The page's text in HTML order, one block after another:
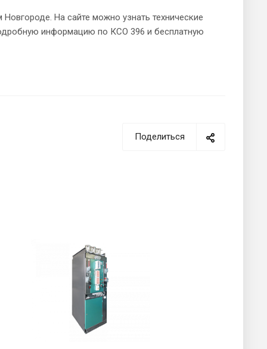
На сайте можно узнать технические
информацию по КСО 396 и бесплатную
Поделиться